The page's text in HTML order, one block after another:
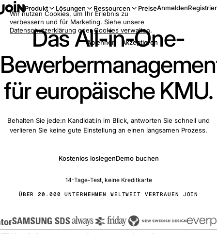
Produkt Lösungen Ressourcen PreiseAnmelden
Das All-in-One-
für europäische KMU.
Behalten Sie jede:n Kandidat:in im Blick, antworten Sie schnell und
verlieren Sie keine gute Einstellung an einen langsamen Prozess.
Kostenlos loslegenDemo buchen
14-Tage-Test, keine Kreditkarte
ÜBER 20.000 UNTERNEHMEN WELTWEIT VERTRAUEN JOIN
Wir nutzen Cookies, um Ihr Erlebnis zu
verbessern und für Marketing. Siehe unsere
Datenschutzerklärung oderCookies verwalten.
Ablehnen
Akzeptieren